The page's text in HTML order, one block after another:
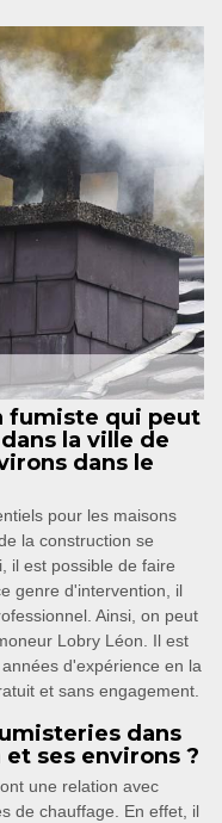
fumiste qui peut
la ville de
dans le
pour les maisons
la construction se
il est possible de faire
genre d'intervention, il
Ainsi, on peut
Lobry Léon. Il est
d'expérience en la
et sans engagement.
dans
et ses environs ?
une relation avec
de chauffage. En effet, il